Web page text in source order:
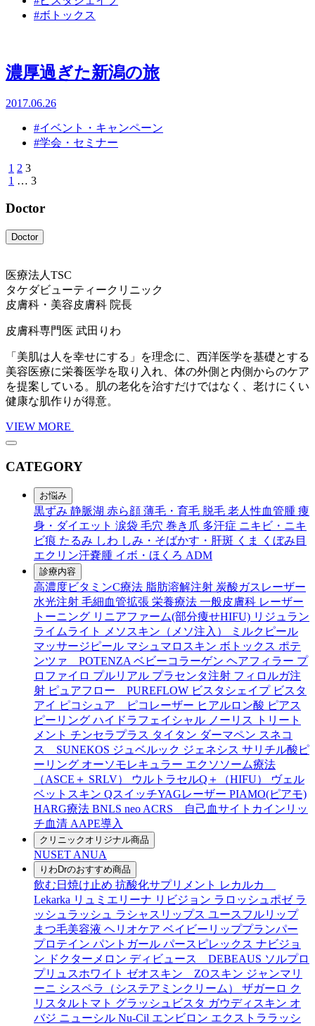
#ボトックス
濃厚過ぎた新潟の旅
2017.06.26
#イベント・キャンペーン
#学会・セミナー
1 2 3
1 … 3
Doctor
Doctor
医療法人TSC
タケダビューティークリニック
皮膚科・美容皮膚科 院長
皮膚科専門医 武田りわ
「美肌は人を幸せにする」を理念に、西洋医学を基礎とする
美容医療に栄養医学を取り入れ、体の外側と内側からのケア
を提案している。肌の老化を治すだけではなく、老けにくい
健康な肌作りが得意。
VIEW MORE
CATEGORY
お悩み
黒ずみ 静脈湖 赤ら顔 薄毛・育毛 脱毛 老人性血管腫 痩
身・ダイエット 涙袋 毛穴 巻き爪 多汗症 ニキビ・ニキ
ビ痕 たるみ しわ しみ・そばかす・肝斑 くま
くぼみ目
エクリン汗嚢腫 イボ・ほくろ ADM
診療内容
高濃度ビタミンC療法 脂肪溶解注射 炭酸ガスレーザー
水光注射 毛細血管拡張 栄養療法 一般皮膚科 レーザー
トーニング リニアファーム(部分痩せHIFU) リジュラン
ライムライト
メソスキン（メソ注入）
ミルクピール
マッサージピール マシュマロスキン ボトックス ポテ
ンツァ POTENZA ベビーコラーゲン ヘアフィラー プ
ロファイロ プルリアル プラセンタ注射 フィロルガ注
射 ピュアフロー PUREFLOW ビスタシェイプ ビスタ
アイ ピコシュア ピコレーザー ヒアルロン酸 ピアス
ピーリング ハイドラフェイシャル ノーリス
トリート
メント チンセラプラス タイタン ダーマペン スネコ
ス SUNEKOS ジュベルック ジェネシス サリチル酸ピ
ーリング オーソモレキュラー エクソソーム療法
（ASCE＋ SRLV）
ウルトラセルQ＋（HIFU）
ヴェル
ベットスキン QスイッチYAGレーザー PIAMO(ピアモ)
HARG療法 BNLS neo ACRS 自己血サイトカインリッ
チ血清 AAPE導入
クリニックオリジナル商品
NUSET ANUA
りわDrのおすすめ商品
飲む日焼け止め 抗酸化サプリメント レカルカ
Lekarka リュミエリーナ リビジョン ラロッシュポゼ ラ
ッシュラッシュ ラシャスリップス ユースフルリップ
まつ毛美容液 ヘリオケア ベイビーリッププランパー
プロテイン パントガール パースピレックス ナビジョ
ン ドクターメロン ディビュース DEBEAUS ソルプロ
プリュスホワイト ゼオスキン ZOスキン ジャンマリ
ーニ シスペラ（システアミンクリーム） ザガーロ ク
リスタルトマト グラッシュビスタ ガウディスキン オ
バジ ニューシル Nu-Cil エンビロン エクストララッシ